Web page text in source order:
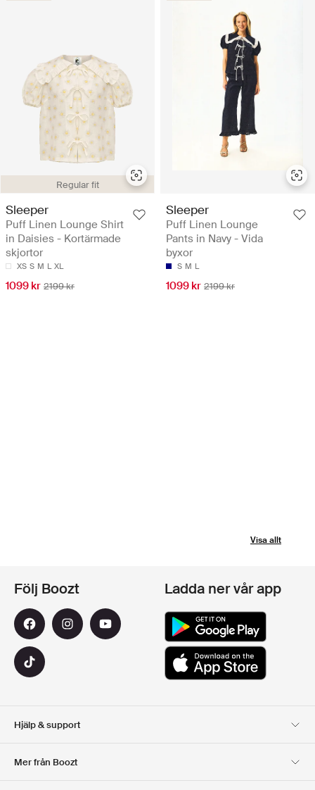
Regular fit
Sleeper
Puff Linen Lounge Shirt
in Daisies - Kortärmade
skjortor
XS S M L XL
1099 kr 2199 kr
Sleeper
Puff Linen Lounge
Pants in Navy - Vida
byxor
S M L
1099 kr 2199 kr
Visa allt
Hjälp & support
Mer från Boozt
Följ Boozt Ladda ner vår app